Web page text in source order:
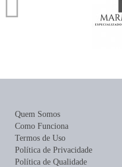
Quem Somos
Como Funciona
Termos de Uso
Política de Privacidade
Política de Qualidade